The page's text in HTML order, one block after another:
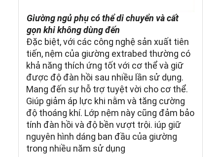
Giường ngủ phụ có thể di chuyển và cất
gọn khi không dùng đến
Đặc biệt, với các công nghệ sản xuất tiên
tiến, nệm của giường extrabed thường có
khả năng thích ứng tốt với cơ thể và giữ
được độ đàn hồi sau nhiều lần sử dụng.
Mang đến sự hỗ trợ tuyệt vời cho cơ thể.
Giúp giảm áp lực khi nằm và tăng cường
độ thoáng khí. Lớp nệm này cũng đảm bảo
tính đàn hồi và độ bền vượt trội. iúp giữ
nguyên hình dáng ban đầu của giường
trong nhiều năm sử dụng